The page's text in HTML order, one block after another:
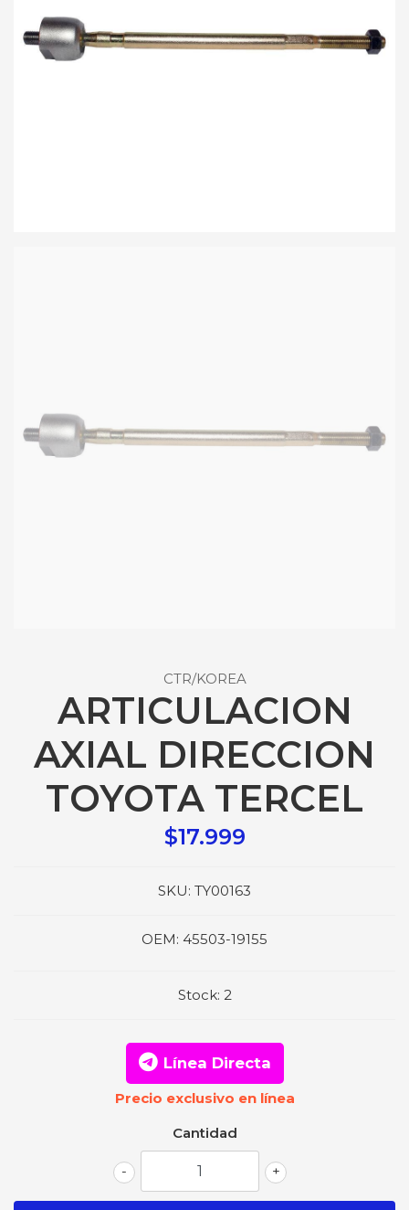
CTR/KOREA
ARTICULACION
AXIAL DIRECCION
TOYOTA TERCEL
$17.999
SKU: TY00163
OEM: 45503-19155
Stock: 2
Línea Directa
Precio exclusivo en línea
Cantidad
+
-